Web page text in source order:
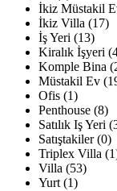
İkiz Müstakil
İkiz Villa (17)
İş Yeri (13)
Kiralık İşyeri
Komple Bina
Müstakil Ev
Ofis (1)
Penthouse (8)
Satılık Iş Yeri
Satıştakiler (0)
Triplex Villa
Villa (53)
Yurt (1)